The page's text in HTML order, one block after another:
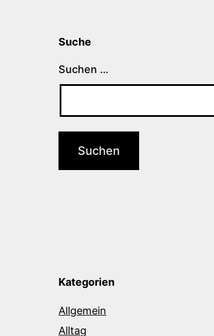
Suche
Suchen …
Kategorien
Allgemein
Alltag